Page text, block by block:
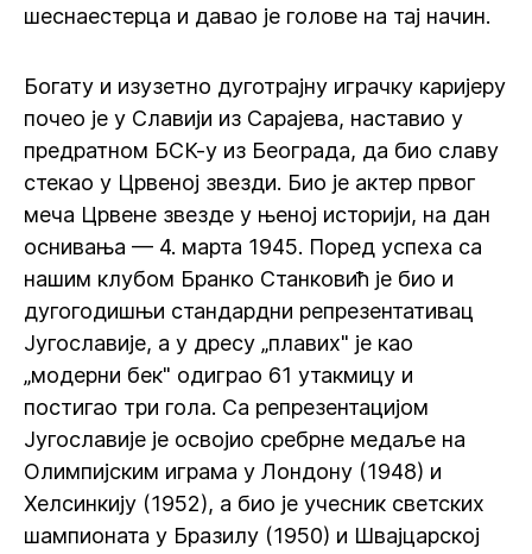
шеснаестерца и давао је голове на тај начин.
Богату и изузетно дуготрајну играчку каријеру
почео је у Славији из Сарајева, наставио у
предратном БСК-у из Београда, да био славу
стекао у Црвеној звезди. Био је актер првог
меча Црвене звезде у њеној историји, на дан
оснивања — 4. марта 1945. Поред успеха са
нашим клубом Бранко Станковић је био и
дугогодишњи стандардни репрезентативац
Југославије, а у дресу „плавих" је као
„модерни бек" одиграо 61 утакмицу и
постигао три гола. Са репрезентацијом
Југославије је освојио сребрне медаље на
Олимпијским играма у Лондону (1948) и
Хелсинкију (1952), а био је учесник светских
шампионата у Бразилу (1950) и Швајцарској